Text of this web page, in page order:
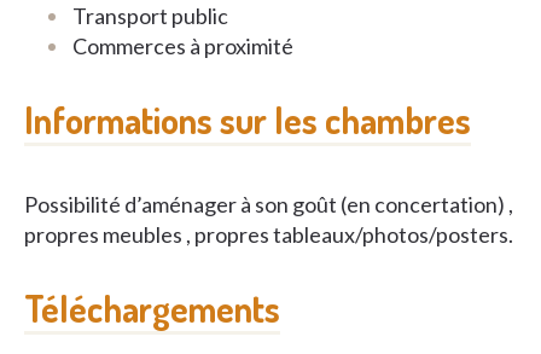
Transport public
Commerces à proximité
Informations sur les chambres
Possibilité d’aménager à son goût (en concertation) ,
propres meubles , propres tableaux/photos/posters.
Téléchargements